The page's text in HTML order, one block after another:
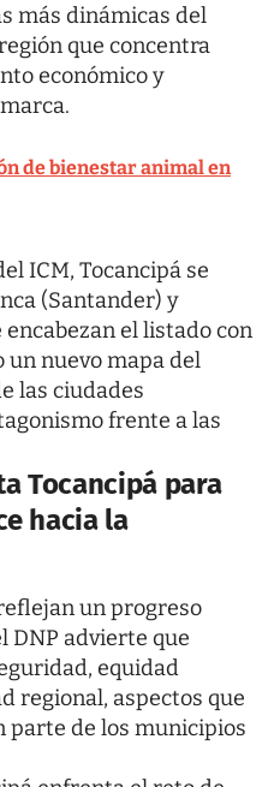
más dinámicas del
que concentra
económico y
de bienestar animal en
ICM, Tocancipá se
(Santander) y
encabezan el listado con
un nuevo mapa del
las ciudades
frente a las
Tocancipá para
hacia la
un progreso
DNP advierte que
equidad
regional, aspectos que
parte de los municipios